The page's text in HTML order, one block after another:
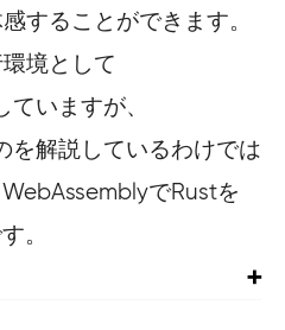
することができます。
境として
いますが、
を解説しているわけでは
でRustを
。